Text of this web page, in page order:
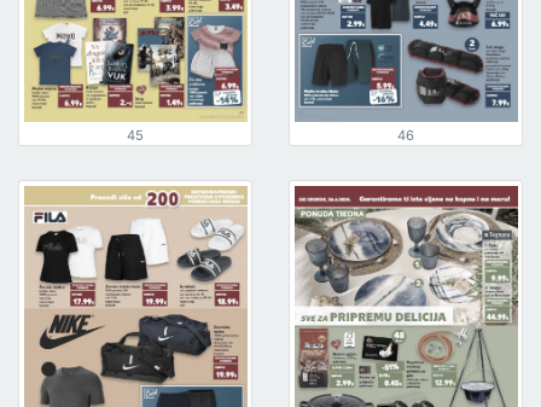
45 46